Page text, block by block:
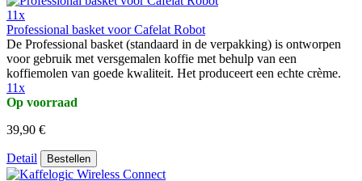
11x
Professional basket voor Cafelat Robot
De Professional basket (standaard in de verpakking) is ontworpen
voor gebruik met versgemalen koffie met behulp van een
koffiemolen van goede kwaliteit. Het produceert een echte crème.
11x
Op voorraad
39,90 €
Detail Bestellen